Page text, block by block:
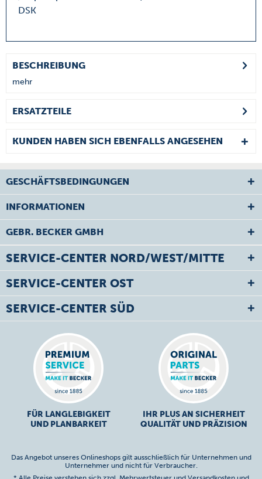
DSK
BESCHREIBUNG
mehr
ERSATZTEILE
KUNDEN HABEN SICH EBENFALLS ANGESEHEN
GESCHÄFTSBEDINGUNGEN
INFORMATIONEN
GEBR. BECKER GMBH
SERVICE-CENTER NORD/WEST/MITTE
SERVICE-CENTER OST
SERVICE-CENTER SÜD
FÜR LANGLEBIGKEIT
UND PLANBARKEIT
IHR PLUS AN SICHERHEIT
QUALITÄT UND PRÄZISION
Das Angebot unseres Onlineshops gilt ausschließlich für Unternehmen und
Unternehmer und nicht für Verbraucher.